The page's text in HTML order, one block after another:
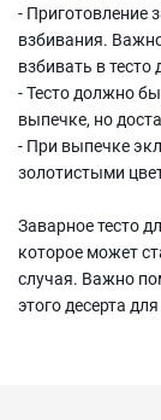
- Приготовление
взбивания.
взбивать в
- Тесто должно
выпечке, но
- При выпечке
золотистыми
Заварное тесто
которое может
случая. Важно
этого десерта